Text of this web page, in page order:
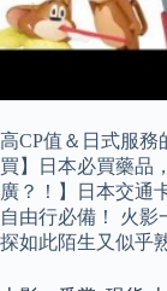
高CP值＆日式服
買】日本必買藥品
廣？！】日本交通
自由行必備！ 火影
探如此陌生又似乎